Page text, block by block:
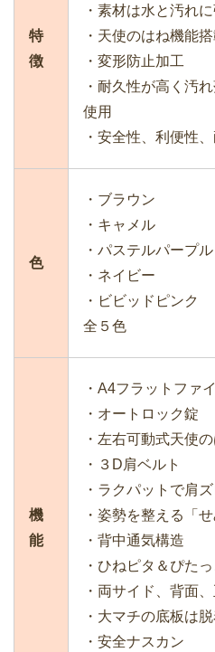
特
徴
・素材は水と汚れ
・天使のはね機能
・変形防止加工
・耐久性が高く汚
使用
・安全性、利便性
色
・ブラウン
・キャメル
・パステルパープル
・ネイビー
・ビビッドピンク
全５色
機
能
・A4フラットファ
・オートロック錠
・左右可動式天使
・３D肩ベルト
・ラクパットで肩
・姿勢を整える「せ
・背中通気構造
・ひねピタ＆ぴた
・両サイド、背面
・大マチの底板は
・安全ナスカン